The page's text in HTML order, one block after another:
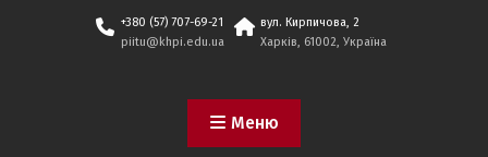
+380 (57) 707-69-21
piitu@khpi.edu.ua
вул. Кирпичова, 2
Харків, 61002, Україна
Меню